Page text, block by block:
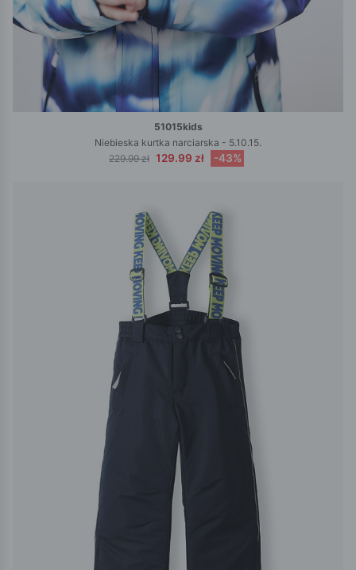
51015kids
Niebieska kurtka narciarska - 5.10.15.
229.99 zł 129.99 zł -43%